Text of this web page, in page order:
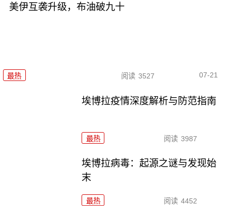
美伊互袭升级，布油破九十
最热 阅读 3527 07-21
埃博拉疫情深度解析与防范指南
最热 阅读 3987
埃博拉病毒：起源之谜与发现始
末
最热 阅读 4452